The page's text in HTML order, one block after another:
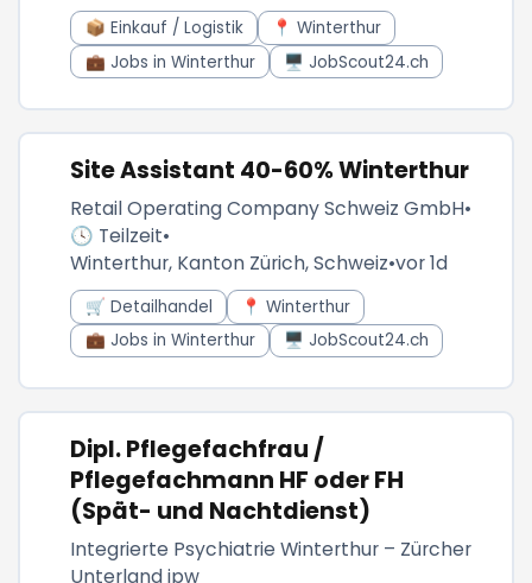
📦 Einkauf / Logistik
📍 Winterthur
💼 Jobs in Winterthur
🖥️ JobScout24.ch
Site Assistant 40-60% Winterthur
Retail Operating Company Schweiz GmbH•
🕓 Teilzeit•
Winterthur, Kanton Zürich, Schweiz•vor 1d
🛒 Detailhandel
📍 Winterthur
💼 Jobs in Winterthur
🖥️ JobScout24.ch
Dipl. Pflegefachfrau /
Pflegefachmann HF oder FH
(Spät- und Nachtdienst)
Integrierte Psychiatrie Winterthur – Zürcher
Unterland ipw